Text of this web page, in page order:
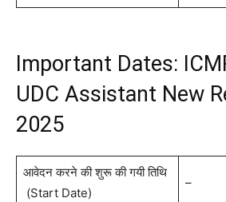
Important Dates:
UDC Assistant New
2025
आवेदन करने की शुरू की गयी तिथि
(Start Date)
–